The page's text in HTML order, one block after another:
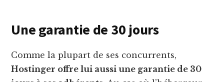
Une garantie de 30 jours
Comme la plupart de ses concurrents,
Hostinger offre lui aussi une garantie de 30